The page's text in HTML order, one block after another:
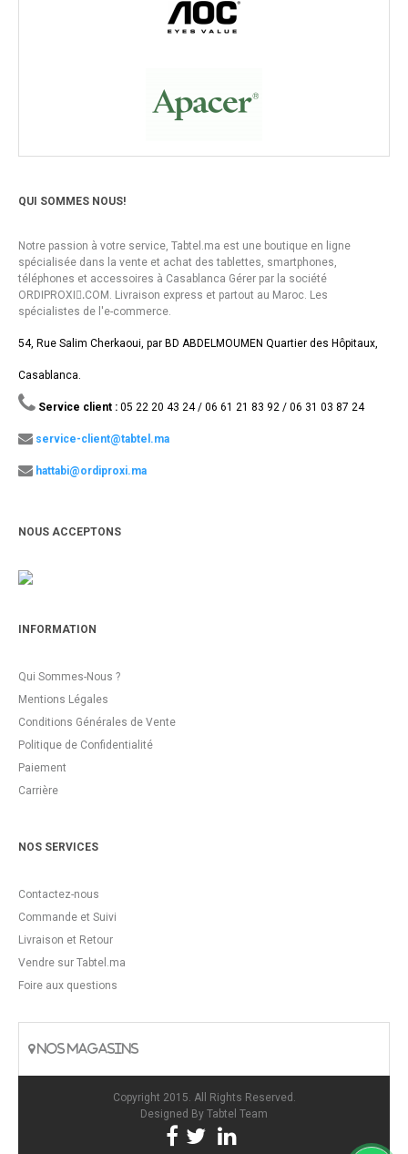
QUI SOMMES NOUS!
Notre passion à votre service, Tabtel.ma est une boutique en ligne
spécialisée dans la vente et achat des tablettes, smartphones,
téléphones et accessoires à Casablanca Gérer par la société
ORDIPROXI.ِCOM. Livraison express et partout au Maroc. Les
spécialistes de l'e-commerce.
54, Rue Salim Cherkaoui, par BD ABDELMOUMEN Quartier des Hôpitaux,
Casablanca.
Service client : 05 22 20 43 24 / 06 61 21 83 92 / 06 31 03 87 24
service-client@tabtel.ma
hattabi@ordiproxi.ma
NOUS ACCEPTONS
INFORMATION
Qui Sommes-Nous ?
Mentions Légales
Conditions Générales de Vente
Politique de Confidentialité
Paiement
Carrière
NOS SERVICES
Contactez-nous
Commande et Suivi
Livraison et Retour
Vendre sur Tabtel.ma
Foire aux questions
NOS MAGASINS
Copyright 2015. All Rights Reserved.
Designed By Tabtel Team